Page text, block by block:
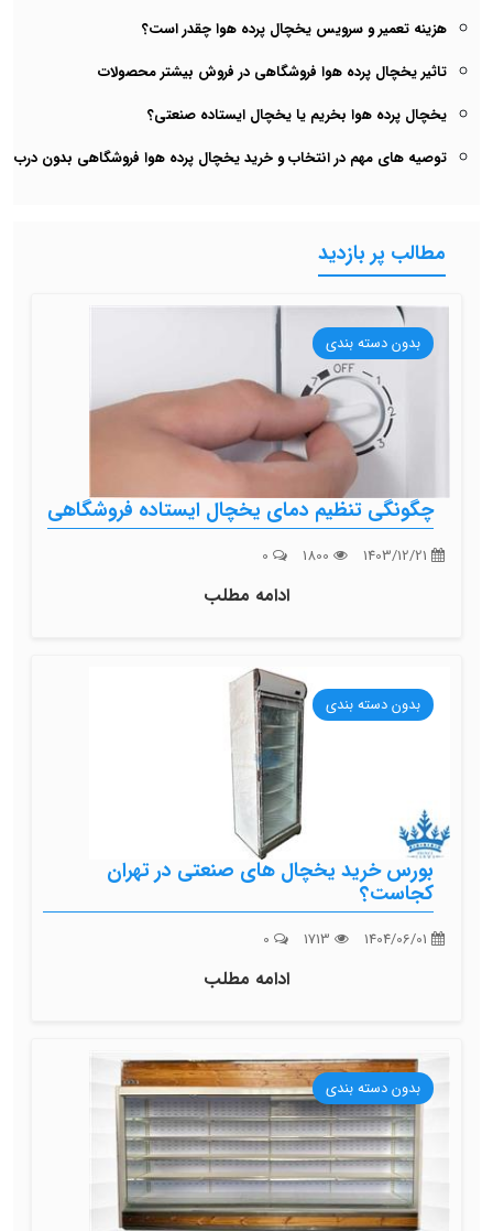
هزینه تعمیر و سرویس یخچال پرده هوا چقدر است؟
تاثیر یخچال پرده هوا فروشگاهی در فروش بیشتر محصولات
یخچال پرده هوا بخریم یا یخچال ایستاده صنعتی؟
توصیه های مهم در انتخاب و خرید یخچال پرده هوا فروشگاهی بدون درب
مطالب پر بازدید
بدون دسته بندی
چگونگی تنظیم دمای یخچال ایستاده فروشگاهی
ادامه مطلب
بدون دسته بندی
بورس خرید یخچال های صنعتی در تهران
کجاست؟
ادامه مطلب
بدون دسته بندی